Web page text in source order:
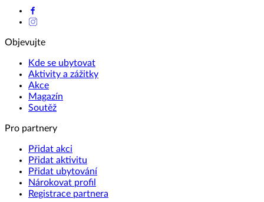
Objevujte
Kde se ubytovat
Aktivity a zážitky
Akce
Magazín
Soutěž
Pro partnery
Přidat akci
Přidat aktivitu
Přidat ubytování
Nárokovat profil
Registrace partnera